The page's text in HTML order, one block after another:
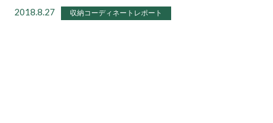
2018.8.27 収納コーディネートレポート